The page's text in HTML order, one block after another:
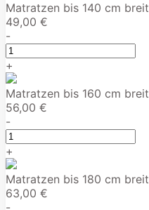
Matratzen bis 140 cm breit
49,00 €
-
+
Matratzen bis 160 cm breit
56,00 €
-
+
Matratzen bis 180 cm breit
63,00 €